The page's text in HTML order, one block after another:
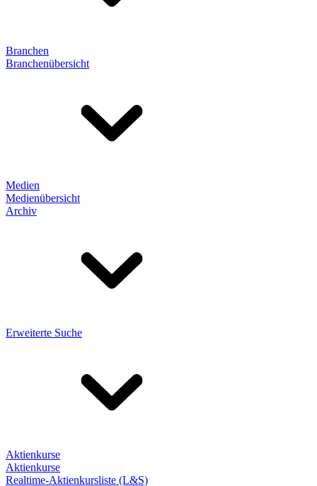
Branchen
Branchenübersicht
Medien
Medienübersicht
Archiv
Erweiterte Suche
Aktienkurse
Aktienkurse
Realtime-Aktienkursliste (L&S)